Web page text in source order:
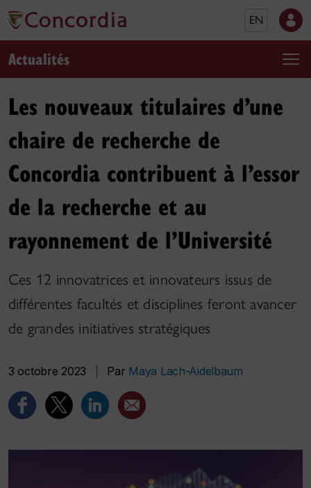
EN
Actualités
Les nouveaux titulaires d’une
chaire de recherche de
Concordia contribuent à l’essor
de la recherche et au
rayonnement de l’Université
Ces 12 innovatrices et innovateurs issus de
différentes facultés et disciplines feront avancer
de grandes initiatives stratégiques
3 octobre 2023 Par Maya Lach-Aidelbaum